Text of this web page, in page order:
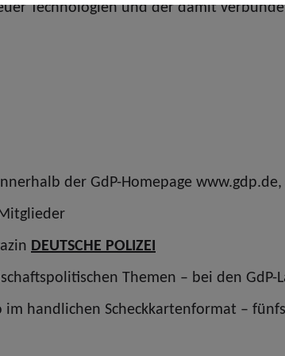
Technologien und der damit
der GdP-Homepage
DEUTSCHE POLIZEI
Themen – bei den GdP-
handlichen Scheckkartenformat –